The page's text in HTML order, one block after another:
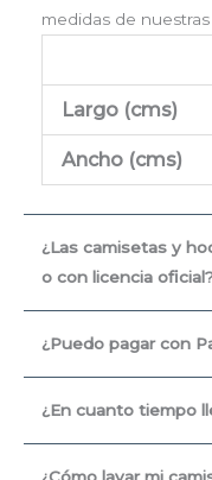
medidas de nuestras
Largo (cms)
Ancho (cms)
¿Las camisetas y
o con licencia
¿Puedo pagar con
¿En cuanto tiempo